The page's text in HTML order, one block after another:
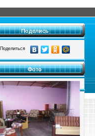
Поделись
Поделиться
Фото